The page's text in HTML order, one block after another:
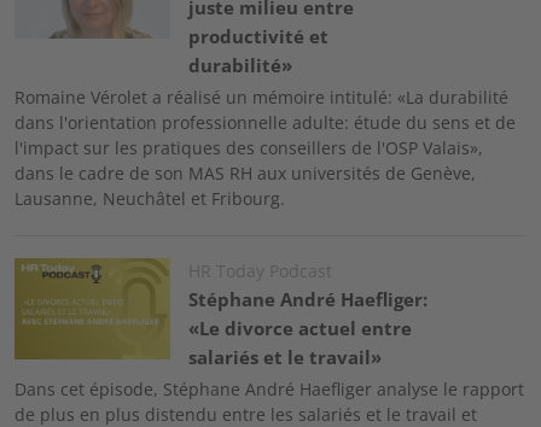
juste milieu entre
productivité et
durabilité»
Romaine Vérolet a réalisé un mémoire intitulé: «La durabilité
dans l'orientation professionnelle adulte: étude du sens et de
l'impact sur les pratiques des conseillers de l'OSP Valais»,
dans le cadre de son MAS RH aux universités de Genève,
Lausanne, Neuchâtel et Fribourg.
Image HR Today Podcast
Stéphane André Haefliger:
«Le divorce actuel entre
salariés et le travail»
Dans cet épisode, Stéphane André Haefliger analyse le rapport
de plus en plus distendu entre les salariés et le travail et